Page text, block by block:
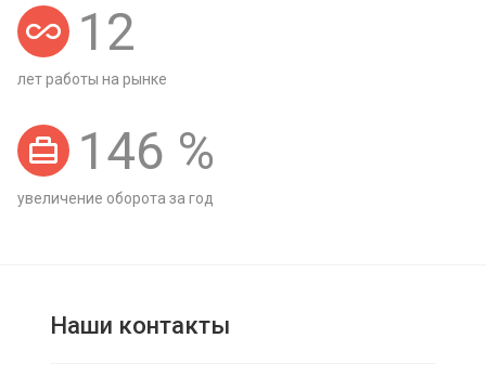
12
лет работы на рынке
146 %
увеличение оборота за год
Наши контакты